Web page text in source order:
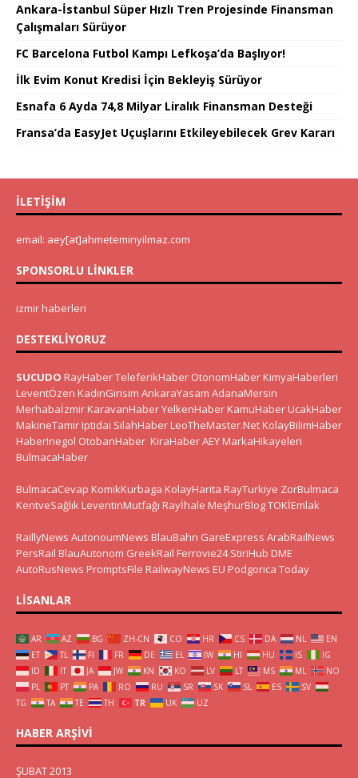
Ankara-İstanbul Süper Hızlı Tren Projesinde Finansman
Çalışmaları Sürüyor
FC Barcelona Futbol Kampı Lefkoşa’da Başlıyor!
İlk Evim Konut Kredisi İçin Bekleyiş Sürüyor
Esnafa 6 Ayda 74,8 Milyar Liralık Finansman Desteği
Fransa’da EasyJet Uçuşlarını Etkileyebilecek Grev Kararı
İLETIŞIM
email: aey[at]ahmeteminyilmaz.com
SPONSORLU LINKLER
izmir haberleri
DESTEKLIYORUZ
SUCUDO RayHaberTeleferikHaber OtonomHaber KimyaHaberleri
LeventÖzen KadinGirisim AnkaraYasam AdanaMersin
Merhabaİzmir KaravanHaberYelkenHaber KamuHaber UcakHaber
MakineTamir Iptidai SilahHaber LeoTheMaster.Net KolayBilimHaber
HaberInegol OtobanHaber KiraHaberAEY MarkaHikayeleri
BulmacaHaber
BulmacaCevap KomikKurbaga KolayHarita RayTurkiye ZorBulmaca
KentveSağlık LeventinMutfağı Rayİhale MeşhurBlogTOKİEmlak
RaillyNews AutonoumNews BlauBahn GareExpress ArabRailNews
PersRail BlauAutonom GreekRail Ferrovie24 StiriHub DME
AutoRusNews PromptsFile RailwayNews EU Podgorica Today
LISANLAR
AR AZ BG ZH-CN CO HR CS DA NL
EN
ET
TL FI FR DE EL IW HI HU IS
IG
ID
IT JA JW KN KO LV LT MS ML
NO
PL
PT PA RO RU SR SK SL ES
SV
TG
TA TE TH TR UK UZ
HABER ARŞIVI
ŞUBAT 2013